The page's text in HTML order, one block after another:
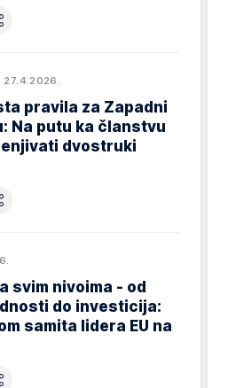
27.4.2026.
pravila za Zapadni
Na putu ka članstvu
dvostruki
svim nivoima - od
do investicija:
samita lidera EU na